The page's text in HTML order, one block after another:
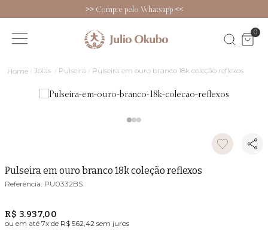
>>Compre pelo Whatsapp <<
0
Joias Pulseira Pulseira em ouro branco 18k coleção reflexos
Pulseira em ouro branco 18k coleção reflexos
PU0332BS
R$ 3.937,00
ou em até 7x de R$ 562,42 sem juros